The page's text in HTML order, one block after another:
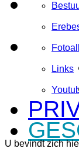
Links
U bevindt zich